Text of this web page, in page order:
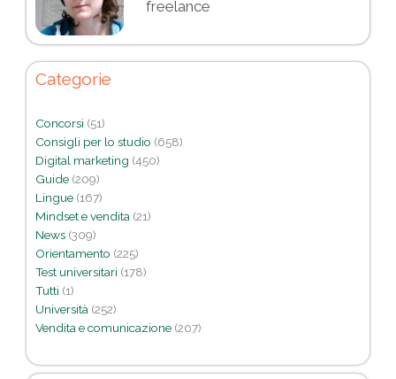
freelance
Categorie
Concorsi (51)
Consigli per lo studio (658)
Digital marketing (450)
Guide (209)
Lingue (167)
Mindset e vendita (21)
News (309)
Orientamento (225)
Test universitari (178)
Tutti (1)
Università (252)
Vendita e comunicazione (207)